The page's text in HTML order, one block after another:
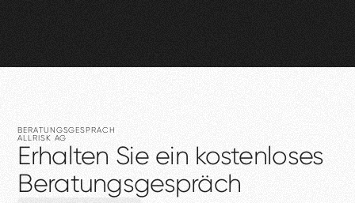
BERATUNGSGESPRÄCH
ALLRISK AG
Erhalten Sie ein kostenloses
Beratungsgespräch